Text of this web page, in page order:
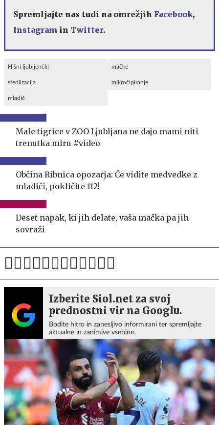
Spremljajte nas tudi na omrežjih Facebook,
Instagram in Twitter.
Hišni ljubljenčki mačke
sterilizacija mikročipiranje
mladič
Male tigrice v ZOO Ljubljana ne dajo mami niti
trenutka miru #video
Občina Ribnica opozarja: Če vidite medvedke z
mladiči, pokličite 112!
Deset napak, ki jih delate, vaša mačka pa jih
sovraži
Izberite Siol.net za svoj
prednostni vir na Googlu.
Bodite hitro in zanesljivo informirani ter spremljajte
aktualne in zanimive vsebine.